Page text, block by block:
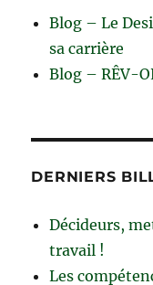
Blog – Le
sa carrière
Blog – RÊV-
DERNIERS
Décideurs,
travail !
Les